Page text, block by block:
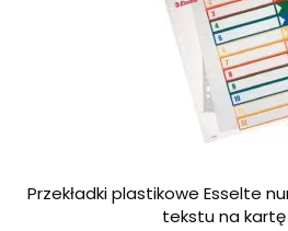
Przekładki plastikowe Esselte
tekstu na kartę